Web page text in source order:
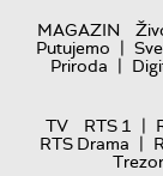
MAGAZIN
Putujemo |
Priroda |
TV
RTS 1 |
RTS Drama |
Trezor